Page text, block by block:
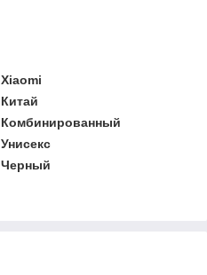
Xiaomi
Китай
Комбинированный
Унисекс
Черный